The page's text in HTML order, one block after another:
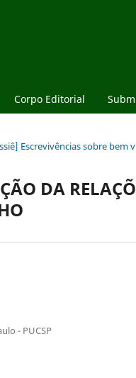
Corpo Editorial
Escrevivências sobre bem
DA
- PUCSP